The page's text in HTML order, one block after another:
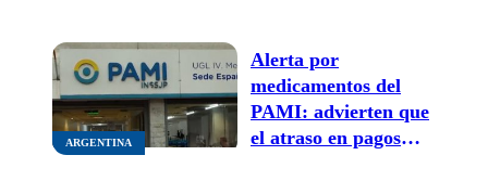
ARGENTINA
Alerta por
medicamentos del
PAMI: advierten que
el atraso en pagos